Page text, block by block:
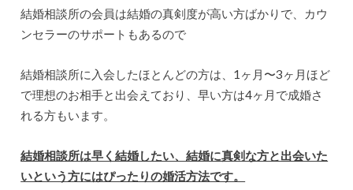
結婚相談所の会員は結婚の真剣度が高い方ばかりで、カウ
ンセラーのサポートもあるので
結婚相談所に入会したほとんどの方は、1ヶ月〜3ヶ月ほど
で理想のお相手と出会えており、早い方は4ヶ月で成婚さ
れる方もいます。
結婚相談所は早く結婚したい、結婚に真剣な方と出会いた
いという方にはぴったりの婚活方法です。